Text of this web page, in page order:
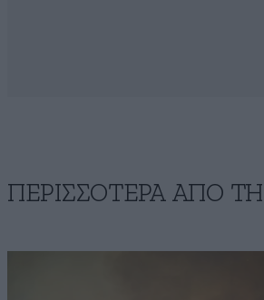
ΠΕΡΙΣΣΟΤΕΡΑ ΑΠΟ